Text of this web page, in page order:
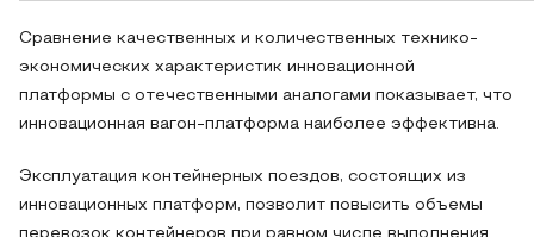
Сравнение качественных и количественных технико-
экономических характеристик инновационной
платформы с отечественными аналогами показывает, что
инновационная вагон-платформа наиболее эффективна.
Эксплуатация контейнерных поездов, состоящих из
инновационных платформ, позволит повысить объемы